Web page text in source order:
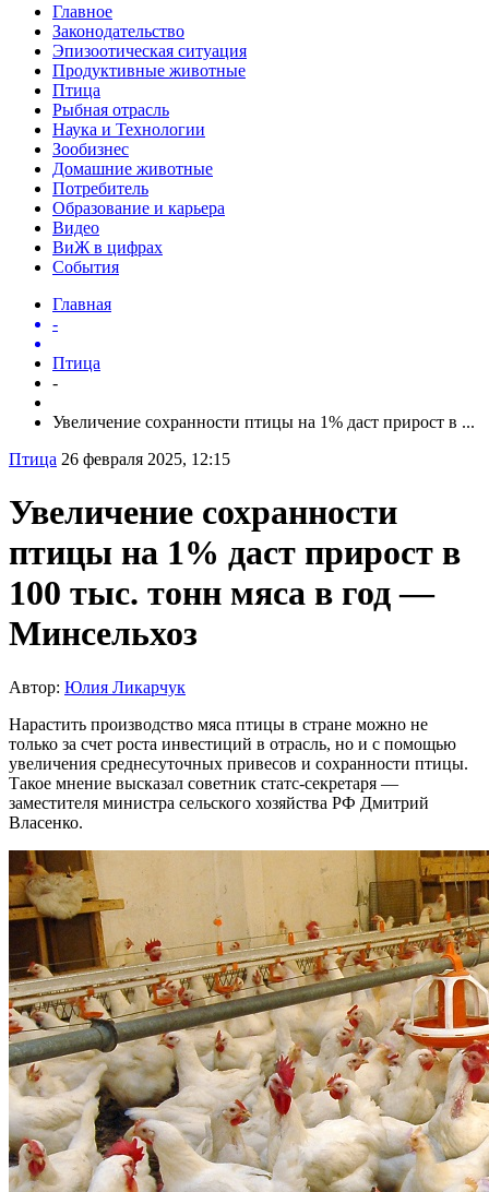
Главное
Законодательство
Эпизоотическая ситуация
Продуктивные животные
Птица
Рыбная отрасль
Наука и Технологии
Зообизнес
Домашние животные
Потребитель
Образование и карьера
Видео
ВиЖ в цифрах
События
Главная
-
Птица
-
Увеличение сохранности птицы на 1% даст прирост в ...
Птица 26 февраля 2025, 12:15
Увеличение сохранности
птицы на 1% даст прирост в
100 тыс. тонн мяса в год —
Минсельхоз
Автор: Юлия Ликарчук
Нарастить производство мяса птицы в стране можно не
только за счет роста инвестиций в отрасль, но и с помощью
увеличения среднесуточных привесов и сохранности птицы.
Такое мнение высказал советник статс-секретаря —
заместителя министра сельского хозяйства РФ Дмитрий
Власенко.